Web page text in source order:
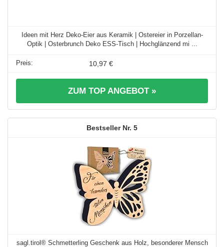
Ideen mit Herz Deko-Eier aus Keramik | Ostereier in Porzellan-
Optik | Osterbrunch Deko ESS-Tisch | Hochglänzend mi ...
10,97 €
ZUM TOP ANGEBOT »
5
sagl.tirol® Schmetterling Geschenk aus Holz, besonderer Mensch